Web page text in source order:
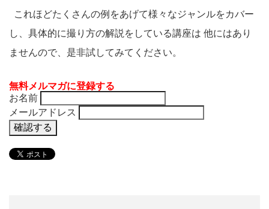
これほどたくさんの例をあげて様々なジャンルをカバー
し、具体的に撮り方の解説をしている講座は 他にはあり
ませんので、是非試してみてください。
無料メルマガに登録する
お名前
メールアドレス